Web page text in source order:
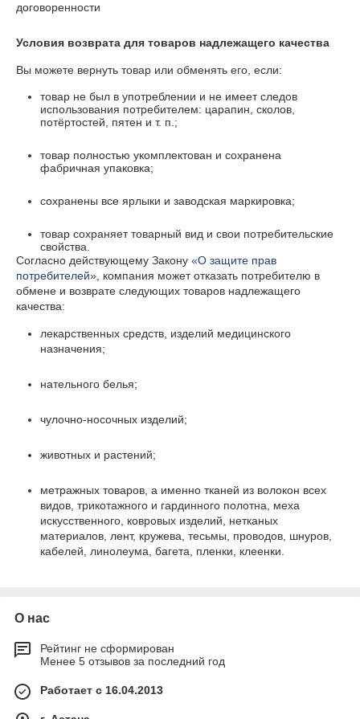
договоренности
Условия возврата для товаров надлежащего качества
Вы можете вернуть товар или обменять его, если:
товар не был в употреблении и не имеет следов
использования потребителем: царапин, сколов,
потёртостей, пятен и т. п.;
товар полностью укомплектован и сохранена
фабричная упаковка;
сохранены все ярлыки и заводская маркировка;
товар сохраняет товарный вид и свои потребительские
свойства.
Согласно действующему Закону «О защите прав
потребителей» , компания может отказать потребителю в
обмене и возврате следующих товаров надлежащего
качества:
лекарственных средств, изделий медицинского
назначения;
нательного белья;
чулочно-носочных изделий;
животных и растений;
метражных товаров, а именно тканей из волокон всех
видов, трикотажного и гардинного полотна, меха
искусственного, ковровых изделий, нетканых
материалов, лент, кружева, тесьмы, проводов, шнуров,
кабелей, линолеума, багета, пленки, клеенки.
О нас
Рейтинг не сформирован
Менее 5 отзывов за последний год
Работает с 16.04.2013